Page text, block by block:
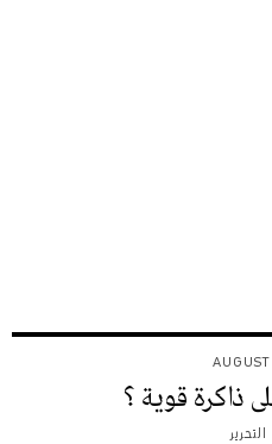
ذاكرة قوية ؟